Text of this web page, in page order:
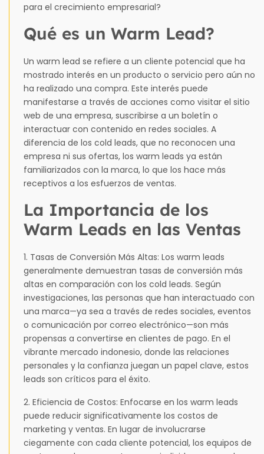
para el crecimiento empresarial?
Qué es un Warm Lead?
Un warm lead se refiere a un cliente potencial que ha
mostrado interés en un producto o servicio pero aún no
ha realizado una compra. Este interés puede
manifestarse a través de acciones como visitar el sitio
web de una empresa, suscribirse a un boletín o
interactuar con contenido en redes sociales. A
diferencia de los cold leads, que no reconocen una
empresa ni sus ofertas, los warm leads ya están
familiarizados con la marca, lo que los hace más
receptivos a los esfuerzos de ventas.
La Importancia de los
Warm Leads en las Ventas
1. Tasas de Conversión Más Altas: Los warm leads
generalmente demuestran tasas de conversión más
altas en comparación con los cold leads. Según
investigaciones, las personas que han interactuado con
una marca—ya sea a través de redes sociales, eventos
o comunicación por correo electrónico—son más
propensas a convertirse en clientes de pago. En el
vibrante mercado indonesio, donde las relaciones
personales y la confianza juegan un papel clave, estos
leads son críticos para el éxito.
2. Eficiencia de Costos: Enfocarse en los warm leads
puede reducir significativamente los costos de
marketing y ventas. En lugar de involucrarse
ciegamente con cada cliente potencial, los equipos de